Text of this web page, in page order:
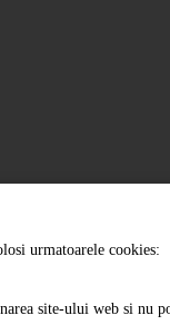
urmatoarele cookies:
site-ului web si nu